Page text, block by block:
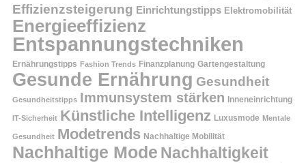
Effizienzsteigerung Einrichtungstipps Elektromobilität
Energieeffizienz
Entspannungstechniken
Ernährungstipps Fashion Trends Finanzplanung Gartengestaltung
Gesunde Ernährung Gesundheit
Gesundheitstipps Immunsystem stärken Inneneinrichtung
IT-Sicherheit Künstliche Intelligenz Luxusmode Mentale
Gesundheit Modetrends Nachhaltige Mobilität
Nachhaltige Mode Nachhaltigkeit